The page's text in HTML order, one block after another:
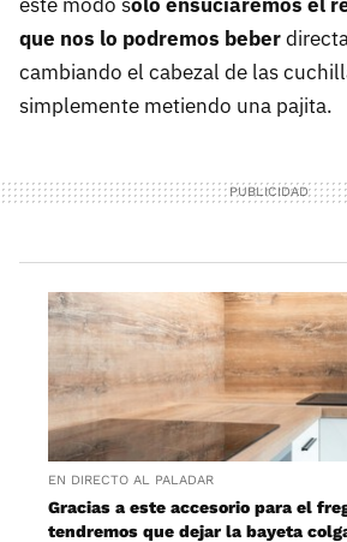
que nos lo podremos beber
cambiando el cabezal de las
simplemente metiendo una pajita.
EN DIRECTO AL PALADAR
Gracias a este accesorio para el
tendremos que dejar la bayeta